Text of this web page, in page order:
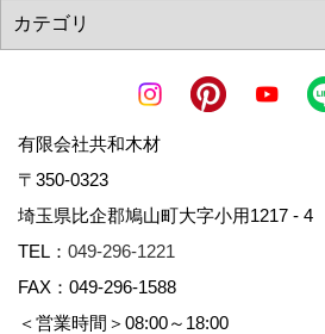
有限会社共和木材
〒350-0323
埼玉県比企郡鳩山町大字小用1217 - 4
TEL： 049-296-1221
FAX：049-296-1588
＜営業時間＞08:00～18:00